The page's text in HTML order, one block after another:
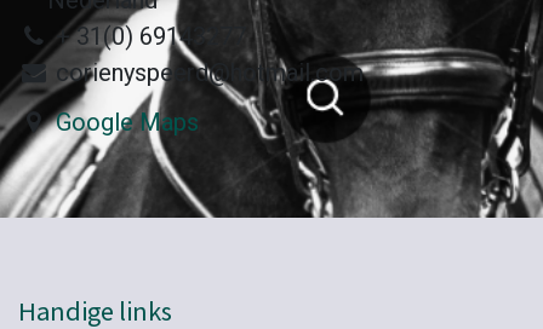
+ 31(0) 69143277
corienyspeerd@hotmail.com
Google Maps
Handige links